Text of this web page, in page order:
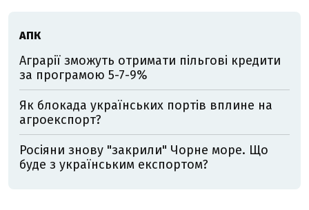
АПК
Аграрії зможуть отримати пільгові кредити
за програмою 5-7-9%
Як блокада українських портів вплине на
агроекспорт?
Росіяни знову "закрили" Чорне море. Що
буде з українським експортом?